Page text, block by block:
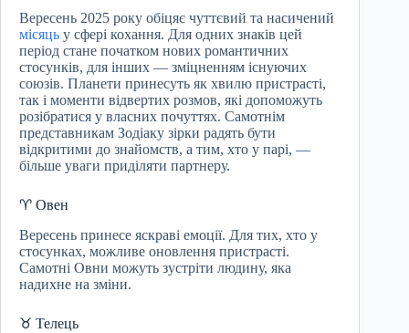
Вересень 2025 року обіцяє чуттєвий та насичений
місяць у сфері кохання. Для одних знаків цей
період стане початком нових романтичних
стосунків, для інших — зміцненням існуючих
союзів. Планети принесуть як хвилю пристрасті,
так і моменти відвертих розмов, які допоможуть
розібратися у власних почуттях. Самотнім
представникам Зодіаку зірки радять бути
відкритими до знайомств, а тим, хто у парі, —
більше уваги приділяти партнеру.
♈ Овен
Вересень принесе яскраві емоції. Для тих, хто у
стосунках, можливе оновлення пристрасті.
Самотні Овни можуть зустріти людину, яка
надихне на зміни.
♉ Телець